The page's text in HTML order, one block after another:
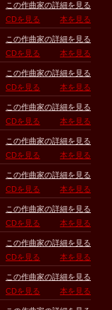
この作曲家の詳細を見る
CDを見る
本を見る
この作曲家の詳細を見る
CDを見る
本を見る
この作曲家の詳細を見る
CDを見る
本を見る
この作曲家の詳細を見る
CDを見る
本を見る
この作曲家の詳細を見る
CDを見る
本を見る
この作曲家の詳細を見る
CDを見る
本を見る
この作曲家の詳細を見る
CDを見る
本を見る
この作曲家の詳細を見る
CDを見る
本を見る
この作曲家の詳細を見る
CDを見る
本を見る